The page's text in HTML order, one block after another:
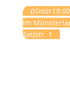
05mär19:00
im
Salzstr. 1